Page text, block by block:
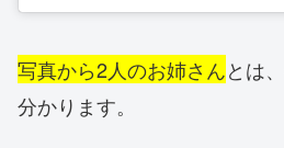
写真から2人のお姉さんとは、
分かります。